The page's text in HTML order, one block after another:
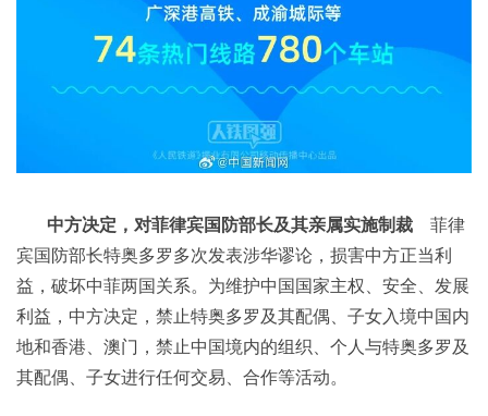
中方决定，对菲律宾国防部长及其亲属实施制裁 菲律
宾国防部长特奥多罗多次发表涉华谬论，损害中方正当利
益，破坏中菲两国关系。为维护中国国家主权、安全、发展
利益，中方决定，禁止特奥多罗及其配偶、子女入境中国内
地和香港、澳门，禁止中国境内的组织、个人与特奥多罗及
其配偶、子女进行任何交易、合作等活动。